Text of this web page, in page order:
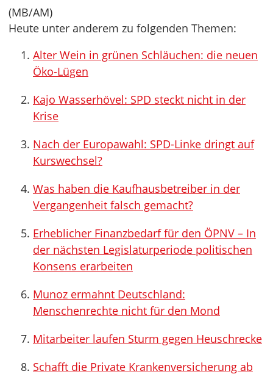
(MB/AM)
Heute unter anderem zu folgenden Themen:
Alter Wein in grünen Schläuchen: die neuen
Öko-Lügen
Kajo Wasserhövel: SPD steckt nicht in der
Krise
Nach der Europawahl: SPD-Linke dringt auf
Kurswechsel?
Was haben die Kaufhausbetreiber in der
Vergangenheit falsch gemacht?
Erheblicher Finanzbedarf für den ÖPNV – In
der nächsten Legislaturperiode politischen
Konsens erarbeiten
Munoz ermahnt Deutschland:
Menschenrechte nicht für den Mond
Mitarbeiter laufen Sturm gegen Heuschrecke
Schafft die Private Krankenversicherung ab